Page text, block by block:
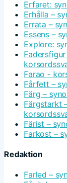
Erfaret:
Erhålla –
Errata –
Essens –
Explore:
Farao -
Fårfett –
Färg –
Färgstarkt
Färist –
Farkost –
Redaktion
Farled –